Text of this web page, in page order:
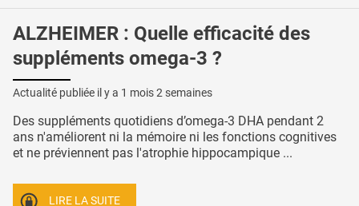
ALZHEIMER : Quelle efficacité des
suppléments omega-3 ?
Actualité publiée il y a 1 mois 2 semaines
Des suppléments quotidiens d’omega-3 DHA pendant 2
ans n'améliorent ni la mémoire ni les fonctions cognitives
et ne préviennent pas l'atrophie hippocampique ...
LIRE LA SUITE